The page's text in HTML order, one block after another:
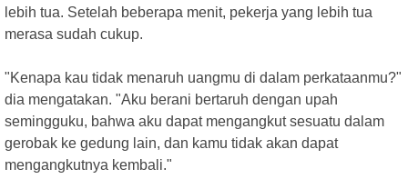
lebih tua. Setelah beberapa menit, pekerja yang lebih tua
merasa sudah cukup.
"Kenapa kau tidak menaruh uangmu di dalam perkataanmu?"
dia mengatakan. "Aku berani bertaruh dengan upah
semingguku, bahwa aku dapat mengangkut sesuatu dalam
gerobak ke gedung lain, dan kamu tidak akan dapat
mengangkutnya kembali."